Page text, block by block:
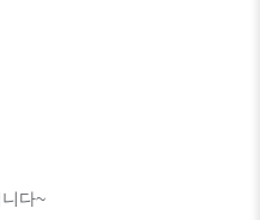
다~